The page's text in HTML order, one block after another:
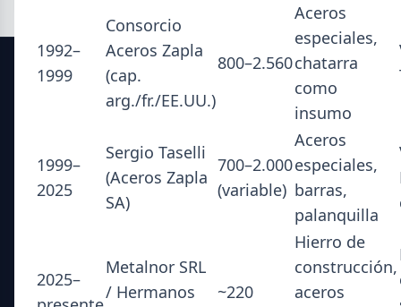
SIDERDATO
El portal líder en información para la industria siderúrgica
y el mercado del acero en Argentina.
Guía Metalúrgica
1992–
1999
Consorcio
Aceros Zapla
(cap.
arg./fr./EE.UU.)
800–2.560
Aceros
especiales,
chatarra
como
insumo
1999–
2025
Sergio Taselli
(Aceros Zapla
SA)
700–2.000
(variable)
Aceros
especiales,
barras,
palanquilla
2025–
Metalnor SRL
/ Hermanos
~220
Hierro de
construcción,
aceros